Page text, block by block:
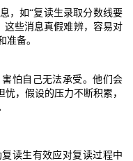
，如“复读生录取分数线要
这些消息真假难辨，容易对
准备。
怕自己无法承受。他们会
，假设的压力不断积累，
读生有效应对复读过程中